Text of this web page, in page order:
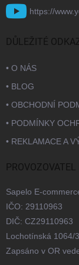
https://
DŮLEŽITÉ
• O NÁS
• BLOG
• OBCHODNÍ
• PODMÍNKY
• REKLAMACE A
PROVOZOVATEL
Sapelo E-
IČO: 29110963
DIČ: CZ29110963
Lochotínská 1064/
Zapsáno v OR